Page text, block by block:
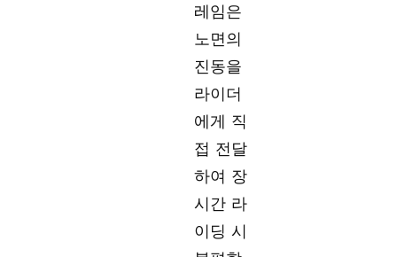
레임은
노면의
진동을
라이더
에게 직
접 전달
하여 장
시간 라
이딩 시